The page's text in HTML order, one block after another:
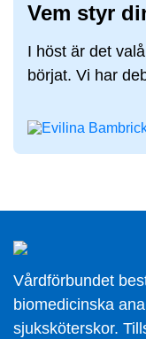
Vem styr
I höst är det
börjat. Vi har
Vårdförbundet
biomedicinska
sjuksköterskor.